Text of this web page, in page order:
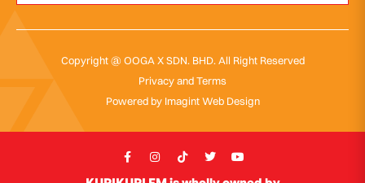
Copyright @ OOGA X SDN. BHD. All Right Reserved
Privacy and Terms
Powered by Imagint Web Design